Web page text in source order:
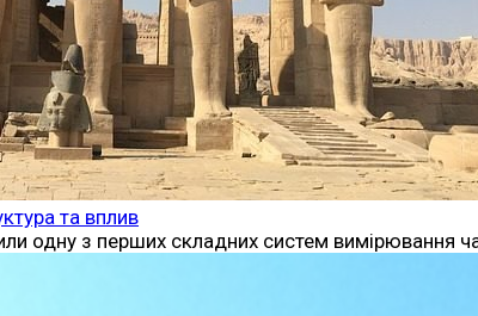
та вплив
одну з перших складних систем вимірювання